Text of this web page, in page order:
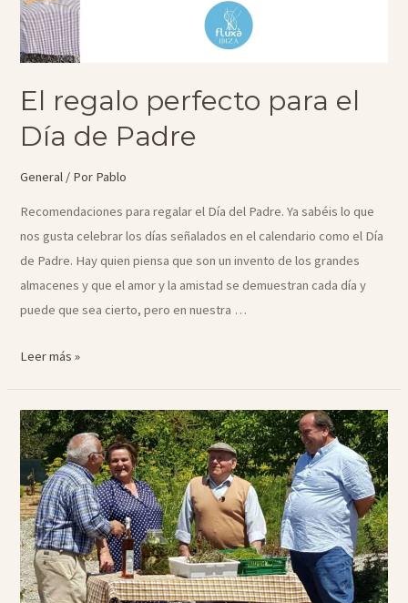
El regalo perfecto para el
Día de Padre
General / Por Pablo
Recomendaciones para regalar el Día del Padre. Ya sabéis lo que
nos gusta celebrar los días señalados en el calendario como el Día
de Padre. Hay quien piensa que son un invento de los grandes
almacenes y que el amor y la amistad se demuestran cada día y
puede que sea cierto, pero en nuestra …
El
para
el
Día
de
Padre
Leer más »